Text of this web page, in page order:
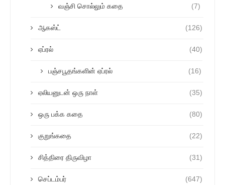
வஞ்சி சொல்லும் கதை (7)
ஆகஸ்ட் (126)
ஏப்ரல் (40)
பஞ்சபூதங்களின் ஏப்ரல் (16)
ஏலியனுடன் ஒரு நாள் (35)
ஒரு பக்க கதை (80)
குறுங்கதை (22)
சித்திரை திருவிழா (31)
செப்டம்பர் (647)